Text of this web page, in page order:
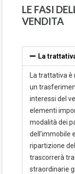
LE FASI
VENDITA
La
La trattativa
un
interessi del
elementi
modalità dei
dell’immobile
ripartizione
trascorrerà tra
straordinarie